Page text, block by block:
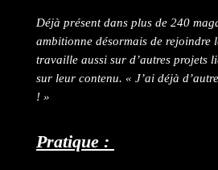
Déjà présent dans plus de 240
ambitionne désormais de rejoindre
travaille aussi sur d’autres projets
sur leur contenu. « J’ai déjà
! »
Pratique :